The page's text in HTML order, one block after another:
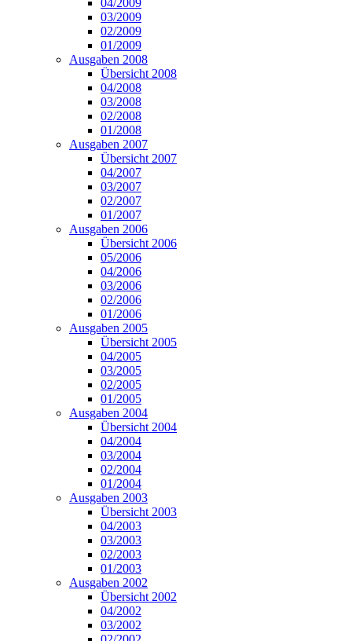
04/2009
03/2009
02/2009
01/2009
Ausgaben 2008
Übersicht 2008
04/2008
03/2008
02/2008
01/2008
Ausgaben 2007
Übersicht 2007
04/2007
03/2007
02/2007
01/2007
Ausgaben 2006
Übersicht 2006
05/2006
04/2006
03/2006
02/2006
01/2006
Ausgaben 2005
Übersicht 2005
04/2005
03/2005
02/2005
01/2005
Ausgaben 2004
Übersicht 2004
04/2004
03/2004
02/2004
01/2004
Ausgaben 2003
Übersicht 2003
04/2003
03/2003
02/2003
01/2003
Ausgaben 2002
Übersicht 2002
04/2002
03/2002